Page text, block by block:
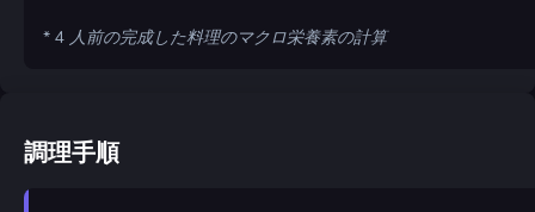
* 4 人前の完成した料理のマクロ栄養素の計算
調理手順